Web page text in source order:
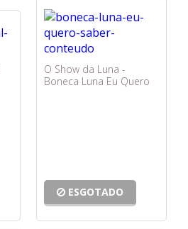
O Show da Luna -
Boneca Luna Eu Quero
ESGOTADO